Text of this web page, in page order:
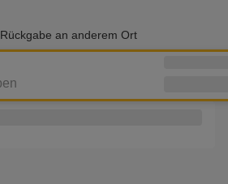
Rückgabe an anderem Ort